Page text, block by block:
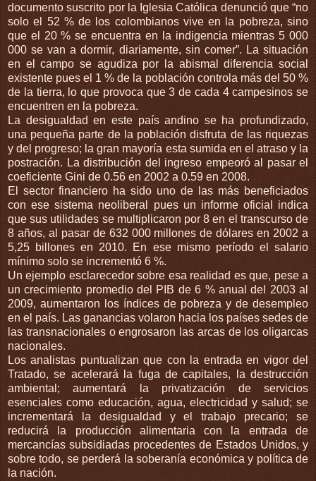
documento suscrito por la Iglesia Católica denunció que “no
solo el 52 % de los colombianos vive en la pobreza, sino
que el 20 % se encuentra en la indigencia mientras 5 000
000 se van a dormir, diariamente, sin comer”. La situación
en el campo se agudiza por la abismal diferencia social
existente pues el 1 % de la población controla más del 50 %
de la tierra, lo que provoca que 3 de cada 4 campesinos se
encuentren en la pobreza.
La desigualdad en este país andino se ha profundizado,
una pequeña parte de la población disfruta de las riquezas
y del progreso; la gran mayoría esta sumida en el atraso y la
postración. La distribución del ingreso empeoró al pasar el
coeficiente Gini de 0.56 en 2002 a 0.59 en 2008.
El sector financiero ha sido uno de las más beneficiados
con ese sistema neoliberal pues un informe oficial indica
que sus utilidades se multiplicaron por 8 en el transcurso de
8 años, al pasar de 632 000 millones de dólares en 2002 a
5,25 billones en 2010. En ese mismo período el salario
mínimo solo se incrementó 6 %.
Un ejemplo esclarecedor sobre esa realidad es que, pese a
un crecimiento promedio del PIB de 6 % anual del 2003 al
2009, aumentaron los índices de pobreza y de desempleo
en el país. Las ganancias volaron hacia los países sedes de
las transnacionales o engrosaron las arcas de los oligarcas
nacionales.
Los analistas puntualizan que con la entrada en vigor del
Tratado, se acelerará la fuga de capitales, la destrucción
ambiental; aumentará la privatización de servicios
esenciales como educación, agua, electricidad y salud; se
incrementará la desigualdad y el trabajo precario; se
reducirá la producción alimentaria con la entrada de
mercancías subsidiadas procedentes de Estados Unidos, y
sobre todo, se perderá la soberanía económica y política de
la nación.